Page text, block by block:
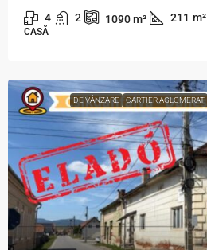
4 2 1090m² 211 m²
CASĂ
DE VÂNZARE CARTIER AGLOMERAT